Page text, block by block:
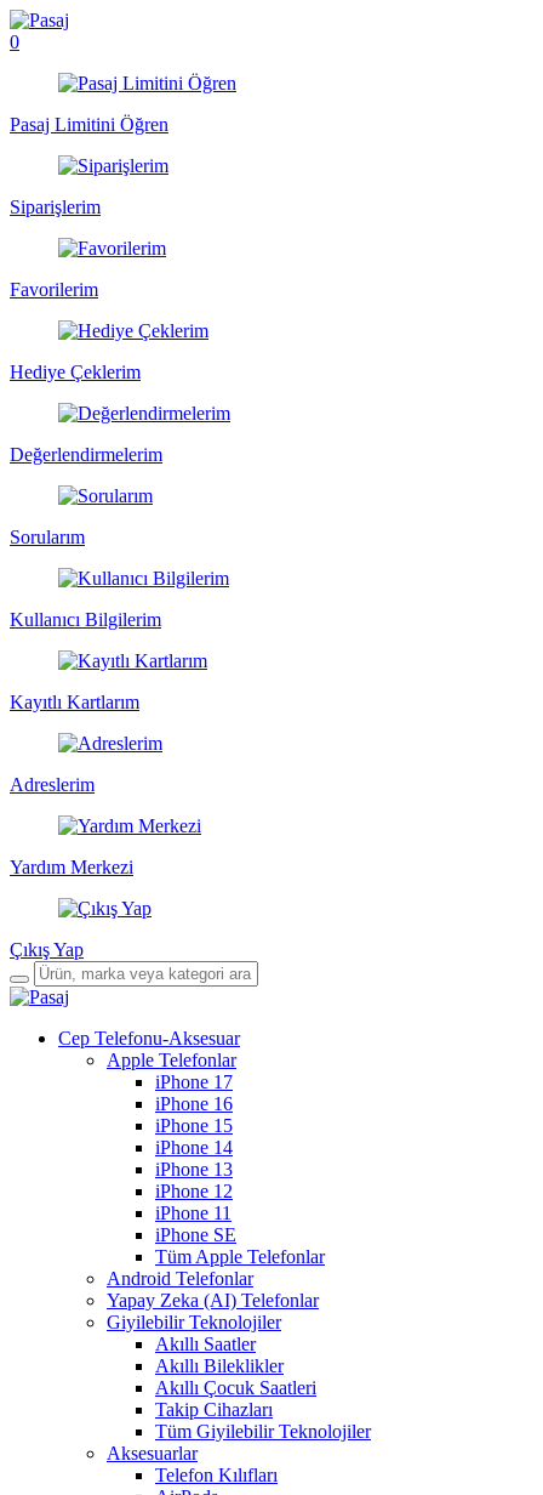
0
Pasaj Limitini Öğren
Siparişlerim
Favorilerim
Hediye Çeklerim
Değerlendirmelerim
Sorularım
Kullanıcı Bilgilerim
Kayıtlı Kartlarım
Adreslerim
Yardım Merkezi
Çıkış Yap
Cep Telefonu-Aksesuar
Apple Telefonlar
iPhone 17
iPhone 16
iPhone 15
iPhone 14
iPhone 13
iPhone 12
iPhone 11
iPhone SE
Tüm Apple Telefonlar
Android Telefonlar
Yapay Zeka (AI) Telefonlar
Giyilebilir Teknolojiler
Akıllı Saatler
Akıllı Bileklikler
Akıllı Çocuk Saatleri
Takip Cihazları
Tüm Giyilebilir Teknolojiler
Aksesuarlar
Telefon Kılıfları